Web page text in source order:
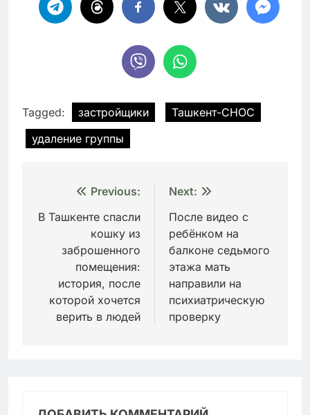
Tagged: застройщики
Ташкент-СНОС
удаление группы
Навигация
по
записям
Previous:
В Ташкенте спасли
кошку из
заброшенного
помещения:
история, после
которой хочется
верить в людей
Next:
После видео с
ребёнком на
балконе седьмого
этажа мать
направили на
психиатрическую
проверку